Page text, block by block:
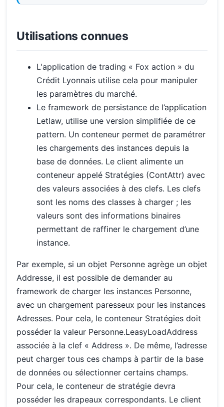
Utilisations connues
L'application de trading « Fox action » du
Crédit Lyonnais utilise cela pour manipuler
les paramètres du marché.
Le framework de persistance de l’application
Letlaw, utilise une version simplifiée de ce
pattern. Un conteneur permet de paramétrer
les chargements des instances depuis la
base de données. Le client alimente un
conteneur appelé Stratégies (ContAttr) avec
des valeurs associées à des clefs. Les clefs
sont les noms des classes à charger ; les
valeurs sont des informations binaires
permettant de raffiner le chargement d’une
instance.
Par exemple, si un objet Personne agrège un objet
Addresse, il est possible de demander au
framework de charger les instances Personne,
avec un chargement paresseux pour les instances
Adresses. Pour cela, le conteneur Stratégies doit
posséder la valeur Personne.LeasyLoadAddress
associée à la clef « Address ». De même, l’adresse
peut charger tous ces champs à partir de la base
de données ou sélectionner certains champs.
Pour cela, le conteneur de stratégie devra
posséder les drapeaux correspondants. Le client